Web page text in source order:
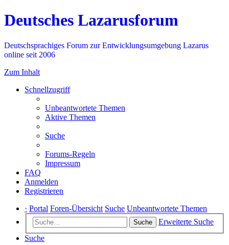
Deutsches Lazarusforum
Deutschsprachiges Forum zur Entwicklungsumgebung Lazarus
online seit 2006
Zum Inhalt
Schnellzugriff
Unbeantwortete Themen
Aktive Themen
Suche
Forums-Regeln
Impressum
FAQ
Anmelden
Registrieren
· Portal Foren-Übersicht Suche Unbeantwortete Themen
Suche
Erweiterte Suche
Suche